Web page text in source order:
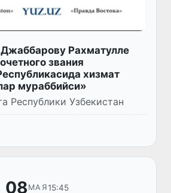
Рахматулле
звания
хизмат
мураббийси»
Республики Узбекистан
08МАЯ15:45